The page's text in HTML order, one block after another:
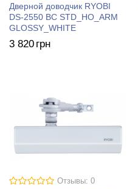
Дверной доводчик RYOBI
DS-2550 BC STD_HO_ARM
GLOSSY_WHITE
3 820 грн
Отзывы: 0